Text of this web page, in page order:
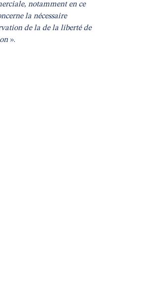
notamment en ce
la nécessaire
de la de la liberté de
».